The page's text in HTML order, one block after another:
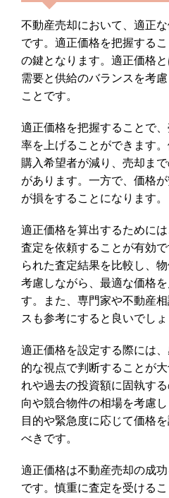
不動産売却において、適正
です。適正価格を把握する
の鍵となります。適正価格
需要と供給のバランスを考
ことです。
適正価格を把握することで
率を上げることができます。
購入希望者が減り、売却ま
があります。一方で、価格
が損をすることになります。
適正価格を算出するために
査定を依頼することが有効
られた査定結果を比較し、
考慮しながら、最適な価格
す。また、専門家や不動産
スも参考にすると良いでしょ
適正価格を設定する際には
的な視点で判断することが
れや過去の投資額に固執す
向や競合物件の相場を考慮
目的や緊急度に応じて価格
べきです。
適正価格は不動産売却の成
です。慎重に査定を受ける